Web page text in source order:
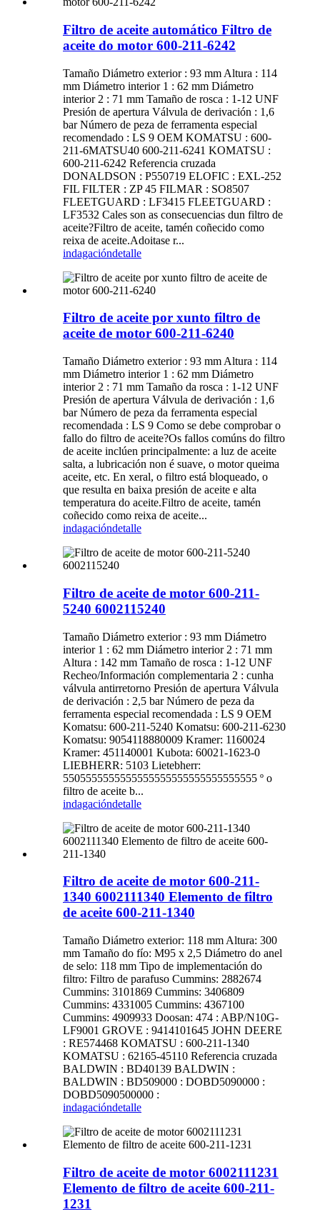
Filtro de aceite automático Filtro de
aceite do motor 600-211-6242
Tamaño Diámetro exterior : 93 mm Altura : 114
mm Diámetro interior 1 : 62 mm Diámetro
interior 2 : 71 mm Tamaño de rosca : 1-12 UNF
Presión de apertura Válvula de derivación : 1,6
bar Número de peza de ferramenta especial
recomendado : LS 9 OEM KOMATSU : 600-
211-6MATSU40 600-211-6241 KOMATSU :
600-211-6242 Referencia cruzada
DONALDSON : P550719 ELOFIC : EXL-252
FIL FILTER : ZP 45 FILMAR : SO8507
FLEETGUARD : LF3415 FLEETGUARD :
LF3532 Cales son as consecuencias dun filtro de
aceite?Filtro de aceite, tamén coñecido como
reixa de aceite.Adoitase r...
indagacióndetalle
Filtro de aceite por xunto filtro de
aceite de motor 600-211-6240
Tamaño Diámetro exterior : 93 mm Altura : 114
mm Diámetro interior 1 : 62 mm Diámetro
interior 2 : 71 mm Tamaño da rosca : 1-12 UNF
Presión de apertura Válvula de derivación : 1,6
bar Número de peza da ferramenta especial
recomendada : LS 9 Como se debe comprobar o
fallo do filtro de aceite?Os fallos comúns do filtro
de aceite inclúen principalmente: a luz de aceite
salta, a lubricación non é suave, o motor queima
aceite, etc. En xeral, o filtro está bloqueado, o
que resulta en baixa presión de aceite e alta
temperatura do aceite.Filtro de aceite, tamén
coñecido como reixa de aceite...
indagacióndetalle
Filtro de aceite de motor 600-211-
5240 6002115240
Tamaño Diámetro exterior : 93 mm Diámetro
interior 1 : 62 mm Diámetro interior 2 : 71 mm
Altura : 142 mm Tamaño de rosca : 1-12 UNF
Recheo/Información complementaria 2 : cunha
válvula antirretorno Presión de apertura Válvula
de derivación : 2,5 bar Número de peza da
ferramenta especial recomendada : LS 9 OEM
Komatsu: 600-211-5240 Komatsu: 600-211-6230
Komatsu: 9054118880009 Kramer: 1160024
Kramer: 451140001 Kubota: 60021-1623-0
LIEBHERR: 5103 Lietebherr:
5505555555555555555555555555555555 º o
filtro de aceite b...
indagacióndetalle
Filtro de aceite de motor 600-211-
1340 6002111340 Elemento de filtro
de aceite 600-211-1340
Tamaño Diámetro exterior: 118 mm Altura: 300
mm Tamaño do fío: M95 x 2,5 Diámetro do anel
de selo: 118 mm Tipo de implementación do
filtro: Filtro de parafuso Cummins: 2882674
Cummins: 3101869 Cummins: 3406809
Cummins: 4331005 Cummins: 4367100
Cummins: 4909933 Doosan: 474 : ABP/N10G-
LF9001 GROVE : 9414101645 JOHN DEERE
: RE574468 KOMATSU : 600-211-1340
KOMATSU : 62165-45110 Referencia cruzada
BALDWIN : BD40139 BALDWIN :
BALDWIN : BD509000 : DOBD5090000 :
DOBD5090500000 :
indagacióndetalle
Filtro de aceite de motor 6002111231
Elemento de filtro de aceite 600-211-
1231